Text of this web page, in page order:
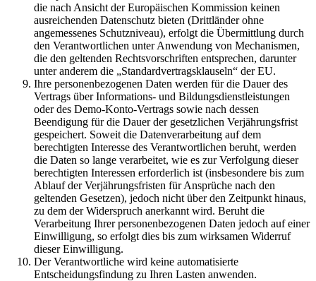
die nach Ansicht der Europäischen Kommission keinen
ausreichenden Datenschutz bieten (Drittländer ohne
angemessenes Schutzniveau), erfolgt die Übermittlung durch
den Verantwortlichen unter Anwendung von Mechanismen,
die den geltenden Rechtsvorschriften entsprechen, darunter
unter anderem die „Standardvertragsklauseln“ der EU.
Ihre personenbezogenen Daten werden für die Dauer des
Vertrags über Informations- und Bildungsdienstleistungen
oder des Demo-Konto-Vertrags sowie nach dessen
Beendigung für die Dauer der gesetzlichen Verjährungsfrist
gespeichert. Soweit die Datenverarbeitung auf dem
berechtigten Interesse des Verantwortlichen beruht, werden
die Daten so lange verarbeitet, wie es zur Verfolgung dieser
berechtigten Interessen erforderlich ist (insbesondere bis zum
Ablauf der Verjährungsfristen für Ansprüche nach den
geltenden Gesetzen), jedoch nicht über den Zeitpunkt hinaus,
zu dem der Widerspruch anerkannt wird. Beruht die
Verarbeitung Ihrer personenbezogenen Daten jedoch auf einer
Einwilligung, so erfolgt dies bis zum wirksamen Widerruf
dieser Einwilligung.
Der Verantwortliche wird keine automatisierte
Entscheidungsfindung zu Ihren Lasten anwenden.